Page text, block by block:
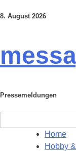
Skip
8. August 2026
Pressemeldungen
for:
Home
Hobby